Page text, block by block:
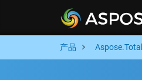
产品 Aspose.Total